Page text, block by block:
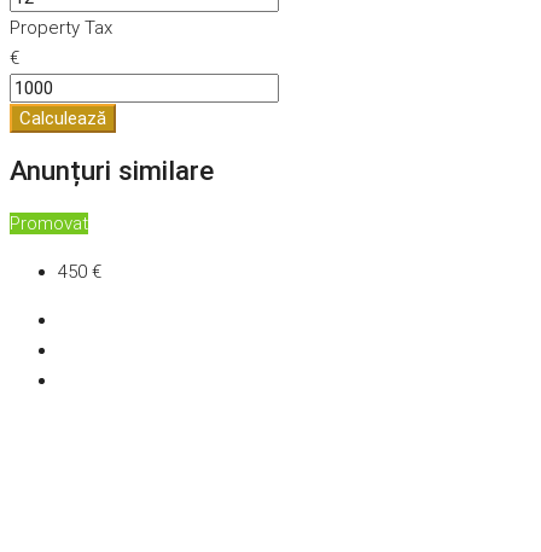
Property Tax
€
Calculează
Anunțuri similare
Promovat
450 €